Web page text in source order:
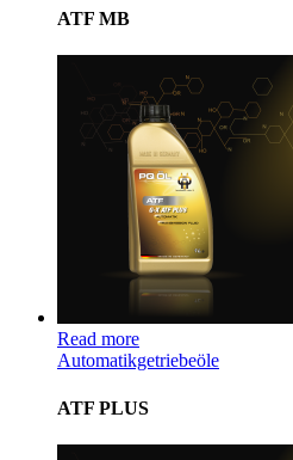
ATF MB
Read more
Automatikgetriebeöle
ATF PLUS